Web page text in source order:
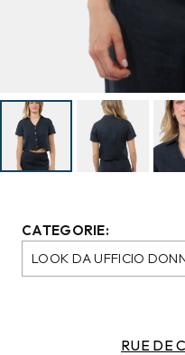
CATEGORIE:
LOOK DA UFFICIO
RUE DE